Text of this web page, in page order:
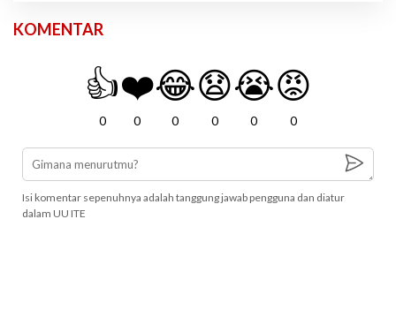
KOMENTAR
👍
0
❤️
0
😂
0
😧
0
😭
0
😡
0
Isi komentar sepenuhnya adalah tanggung jawab pengguna dan diatur
dalam UU ITE